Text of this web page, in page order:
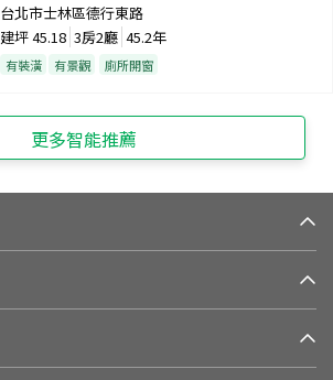
台北市士林區德行東路
建坪45.18 3房2廳 45.2年
有裝潢 有景觀 廁所開窗
更多智能推薦